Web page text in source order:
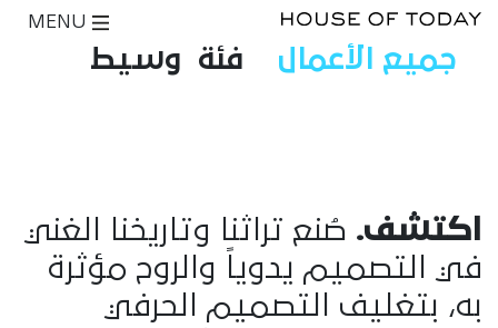
جميع الأعمال فئة وسيط
اكتشف. صُنع تراثنا وتاريخنا الغني
في التصميم يدوياً والروح مؤثرة
به، بتغليف التصميم الحرفي